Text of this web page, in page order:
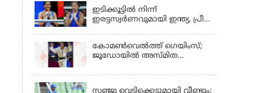
ഇടിക്കൂട്ടിൽ നിന്ന്
ഇരട്ടസ്വർണവുമായി ഇന്ത്യ, പ്രീതി
കോമണ്‍വെല്‍ത്ത് ഗെയിംസ്;
ജൂഡോയിൽ അസ്മിത
സഞ്ജു വെടിക്കെട്ടുമായി വീണ്ടും;